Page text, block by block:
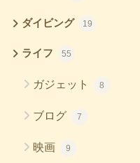
ダイビング 19
ライフ 55
ガジェット 8
ブログ 7
映画 9